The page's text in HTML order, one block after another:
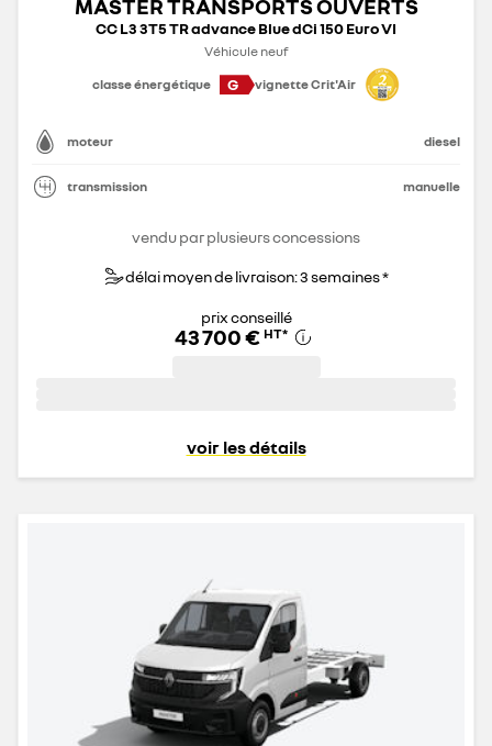
MASTER TRANSPORTS OUVERTS
CC L3 3T5 TR advance Blue dCi 150 Euro VI
Véhicule neuf
classe énergétique
G vignette Crit'Air
moteur diesel
transmission manuelle
vendu par plusieurs concessions
délai moyen de livraison: 3 semaines *
prix conseillé
43 700 € HT*
voir les détails